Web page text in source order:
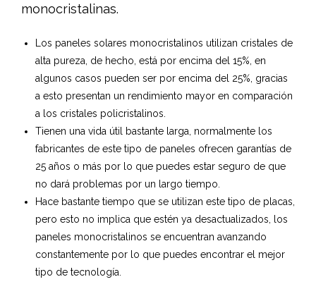
monocristalinas.
Los paneles solares monocristalinos utilizan cristales de
alta pureza, de hecho, está por encima del 15%, en
algunos casos pueden ser por encima del 25%, gracias
a esto presentan un rendimiento mayor en comparación
a los cristales policristalinos.
Tienen una vida útil bastante larga, normalmente los
fabricantes de este tipo de paneles ofrecen garantías de
25 años o más por lo que puedes estar seguro de que
no dará problemas por un largo tiempo.
Hace bastante tiempo que se utilizan este tipo de placas,
pero esto no implica que estén ya desactualizados, los
paneles monocristalinos se encuentran avanzando
constantemente por lo que puedes encontrar el mejor
tipo de tecnología.